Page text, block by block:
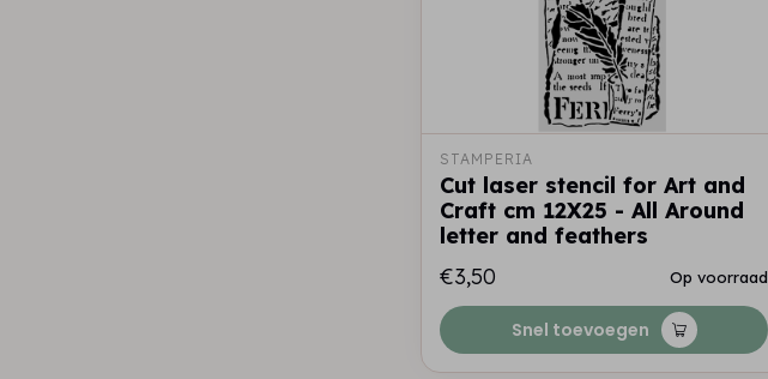
STAMPERIA
Cut laser stencil for Art and
Craft cm 12X25 - All Around
letter and feathers
€3,50
Op voorraad
Snel toevoegen